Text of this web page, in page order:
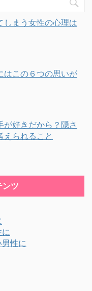
しまう女性の心理は
はこの６つの思いが
が好きだから？隠さ
えられること
ンツ
性に